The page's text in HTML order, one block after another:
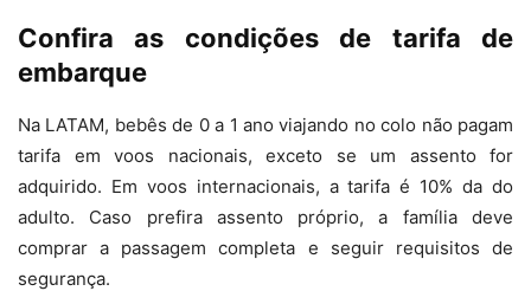
Confira as condições de tarifa de
embarque
Na LATAM, bebês de 0 a 1 ano viajando no colo não pagam
tarifa em voos nacionais, exceto se um assento for
adquirido. Em voos internacionais, a tarifa é 10% da do
adulto. Caso prefira assento próprio, a família deve
comprar a passagem completa e seguir requisitos de
segurança.